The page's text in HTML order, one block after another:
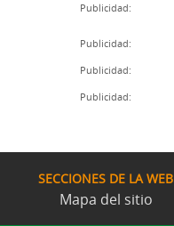
Publicidad:
Publicidad:
Publicidad:
Publicidad:
SECCIONES DE LA WEB
Mapa del sitio